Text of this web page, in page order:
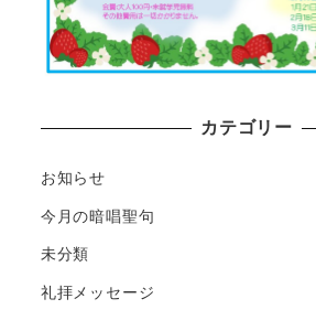
カテゴリー
お知らせ
今月の暗唱聖句
未分類
礼拝メッセージ